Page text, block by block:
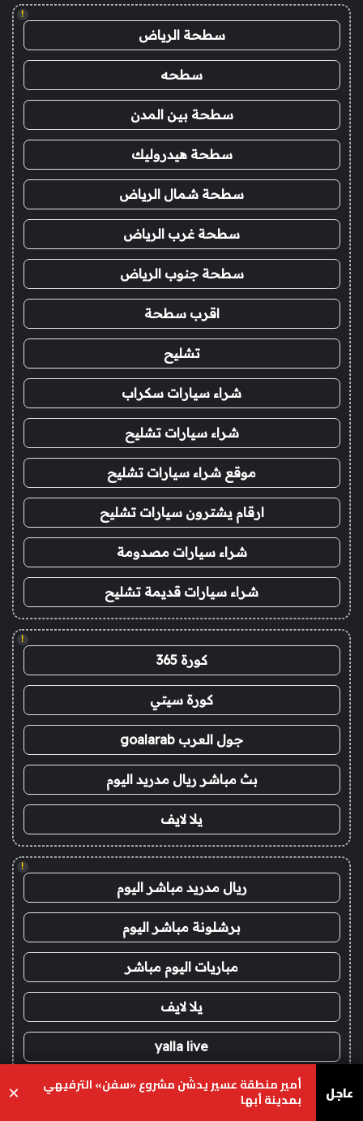
!
سطحة الرياض
سطحه
سطحة بين المدن
سطحة هيدروليك
سطحة شمال الرياض
سطحة غرب الرياض
سطحة جنوب الرياض
اقرب سطحة
تشليح
شراء سيارات سكراب
شراء سيارات تشليح
موقع شراء سيارات تشليح
ارقام يشترون سيارات تشليح
شراء سيارات مصدومة
شراء سيارات قديمة تشليح
!
كورة 365
كورة سيتي
جول العرب goalarab
بث مباشر ريال مدريد اليوم
يلا لايف
!
ريال مدريد مباشر اليوم
برشلونة مباشر اليوم
مباريات اليوم مباشر
يلا لايف
yalla live
عاجل أمير منطقة عسير يدشّن مشروع «سفن» الترفيهي
بمدينة أبها ×